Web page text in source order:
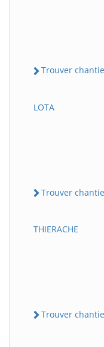
Trouver
LOTA
Trouver
THIERACHE
Trouver